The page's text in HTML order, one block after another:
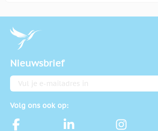
Nieuwsbrief
E-mailadres
Volg ons ook op: